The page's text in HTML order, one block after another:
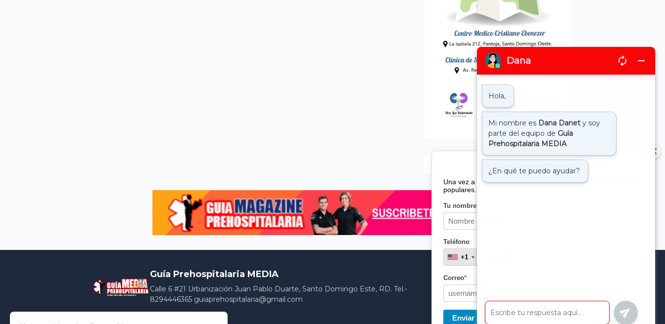
Suscribete a nuestro boletin
Una vez a la semana enviamos un correo con los artículos más
populares.
Tu nombre*
Teléfono
+1
+1
Correo*
Enviar
Guía Prehospitalaria MEDIA
Calle 6 #21 Urbanización Juan Pablo Duarte, Santo Domingo Este, RD. Tel.-
8294446365 guiaprehospitalaria@gmail.com